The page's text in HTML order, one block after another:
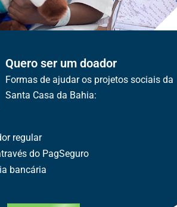
Quero ser um doador
Formas de ajudar os projetos sociais da
Santa Casa da Bahia:
regular
do PagSeguro
bancária